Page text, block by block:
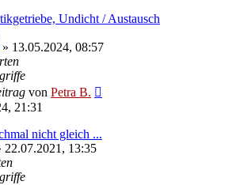
Undicht / Austausch
» 13.05.2024, 08:57
von Petra B.
21:31
nicht gleich ...
22.07.2021, 13:35